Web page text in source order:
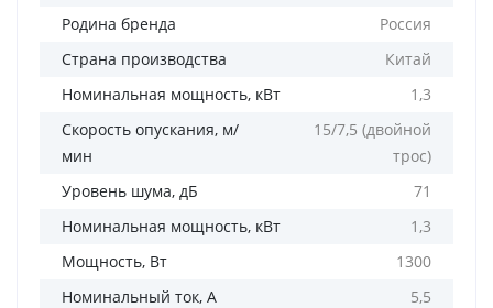
Родина бренда
Россия
Страна производства
Китай
Номинальная мощность, кВт
1,3
Скорость опускания, м/
мин
15/7,5 (двойной
трос)
Уровень шума, дБ
71
Номинальная мощность, кВт
1,3
Мощность, Вт
1300
Номинальный ток, А
5,5